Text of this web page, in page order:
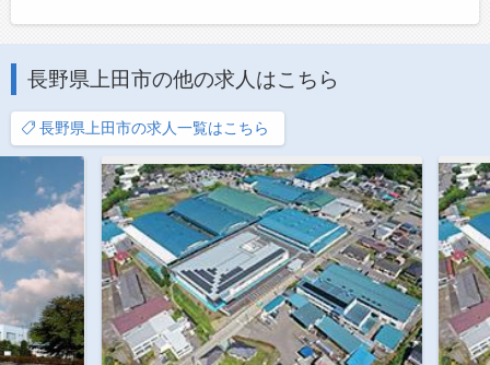
長野県上田市の他の求人はこちら
長野県上田市の求人一覧はこちら